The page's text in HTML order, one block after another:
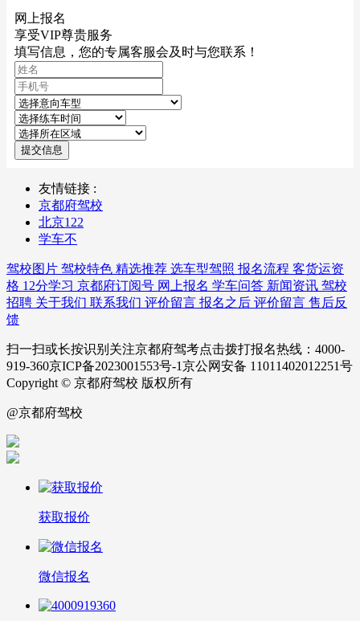
网上报名
享受VIP尊贵服务
填写信息，您的专属客服会及时与您联系！
提交信息
友情链接 :
京都府驾校
北京122
学车不
驾校图片 驾校特色 精选推荐 选车型驾照 报名流程 客货运资
格 12分学习 京都府订阅号 网上报名 学车问答 新闻资讯 驾校
招聘 关于我们 联系我们 评价留言 报名之后 评价留言 售后反
馈
扫一扫或长按识别关注京都府驾考点击拨打报名热线：4000-
919-360京ICP备2023001553号-1京公网安备 11011402012251号
Copyright © 京都府驾校 版权所有
@京都府驾校
获取报价
微信报名